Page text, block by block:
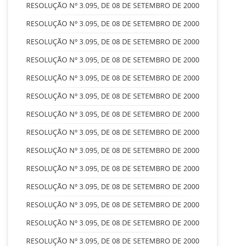
RESOLUÇÃO Nº 3.095, DE 08 DE SETEMBRO DE 2000
RESOLUÇÃO Nº 3.095, DE 08 DE SETEMBRO DE 2000
RESOLUÇÃO Nº 3.095, DE 08 DE SETEMBRO DE 2000
RESOLUÇÃO Nº 3.095, DE 08 DE SETEMBRO DE 2000
RESOLUÇÃO Nº 3.095, DE 08 DE SETEMBRO DE 2000
RESOLUÇÃO Nº 3.095, DE 08 DE SETEMBRO DE 2000
RESOLUÇÃO Nº 3.095, DE 08 DE SETEMBRO DE 2000
RESOLUÇÃO Nº 3.095, DE 08 DE SETEMBRO DE 2000
RESOLUÇÃO Nº 3.095, DE 08 DE SETEMBRO DE 2000
RESOLUÇÃO Nº 3.095, DE 08 DE SETEMBRO DE 2000
RESOLUÇÃO Nº 3.095, DE 08 DE SETEMBRO DE 2000
RESOLUÇÃO Nº 3.095, DE 08 DE SETEMBRO DE 2000
RESOLUÇÃO Nº 3.095, DE 08 DE SETEMBRO DE 2000
RESOLUÇÃO Nº 3.095, DE 08 DE SETEMBRO DE 2000